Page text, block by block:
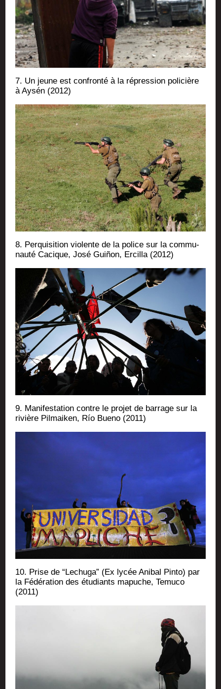
7. Un jeune est confron­té à la répres­sion poli­cière
à Aysén (2012)
8. Per­qui­si­tion vio­lente de la police sur la com­mu­
nau­té Cacique, José Guiñon, Ercilla (2012)
9. Mani­fes­ta­tion contre le pro­jet de bar­rage sur la
rivière Pil­mai­ken, Río Bue­no (2011)
10. Prise de “Lechu­ga” (Ex lycée Ani­bal Pin­to) par
la Fédé­ra­tion des étu­diants mapuche, Temu­co
(2011)